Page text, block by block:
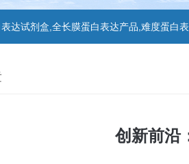
达试剂盒,全长膜蛋白表达产品,难度蛋白
创新前沿